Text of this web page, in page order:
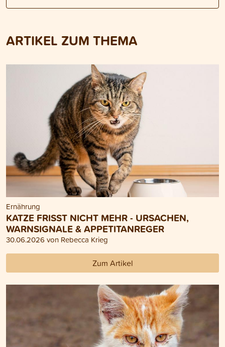
ARTIKEL ZUM THEMA
Ernährung
KATZE FRISST NICHT MEHR - URSACHEN,
WARNSIGNALE & APPETITANREGER
30.06.2026 von Rebecca Krieg
Zum Artikel